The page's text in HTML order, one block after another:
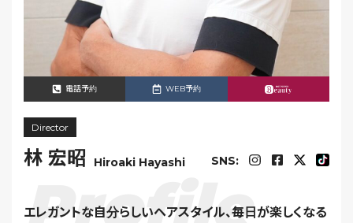
電話予約 WEB予約
Director
林 宏昭 Hiroaki Hayashi SNS:
エレガントな自分らしいヘアスタイル、毎日が楽しくなる